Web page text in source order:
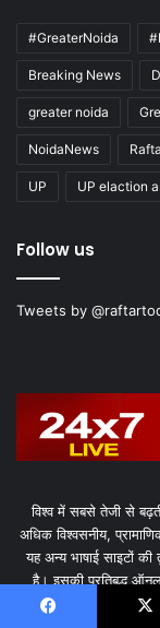
#GreaterNoida
Breaking News
greater noida
NoidaNews
UP UP elaction
Follow us
Tweets by
विश्व में सबसे तेजी से
अधिक विश्वसनीय,
यह अन्य भाषाई साइटों की
है। इसकी प्रतिबद्ध